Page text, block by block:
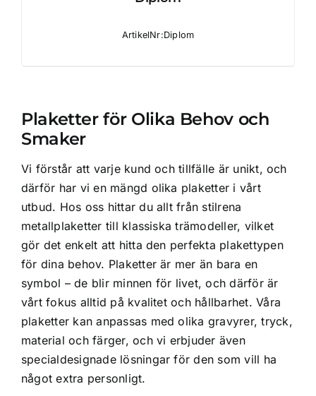
ArtikelNr:Diplom
Plaketter för Olika Behov och
Smaker
Vi förstår att varje kund och tillfälle är unikt, och
därför har vi en mängd olika plaketter i vårt
utbud. Hos oss hittar du allt från stilrena
metallplaketter till klassiska trämodeller, vilket
gör det enkelt att hitta den perfekta plakettypen
för dina behov. Plaketter är mer än bara en
symbol – de blir minnen för livet, och därför är
vårt fokus alltid på kvalitet och hållbarhet. Våra
plaketter kan anpassas med olika gravyrer, tryck,
material och färger, och vi erbjuder även
specialdesignade lösningar för den som vill ha
något extra personligt.